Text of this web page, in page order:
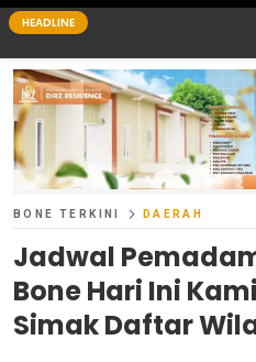
HEADLINE
BONE TERKINI DAERAH
Jadwal
Bone Hari Ini
Simak Daftar